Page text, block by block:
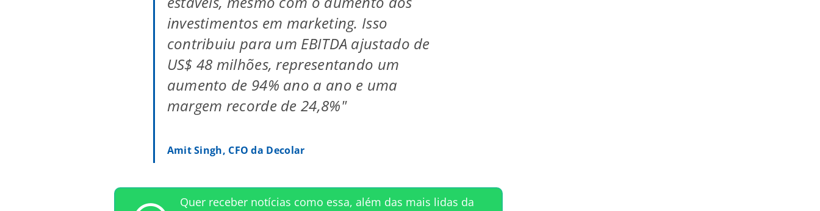
investimentos em marketing. Isso
contribuiu para um EBITDA ajustado de
US$ 48 milhões, representando um
aumento de 94% ano a ano e uma
margem recorde de 24,8%"
Amit Singh, CFO da Decolar
Quer receber notícias como essa, além das mais lidas da